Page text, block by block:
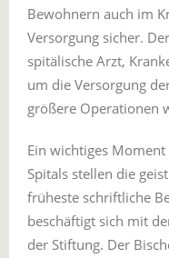
Bewohnern auch im
Versorgung sicher.
spitälische Arzt,
um die Versorgung
größere Operationen
Ein wichtiges
Spitals stellen die
früheste schriftliche
beschäftigt sich mit
der Stiftung. Der